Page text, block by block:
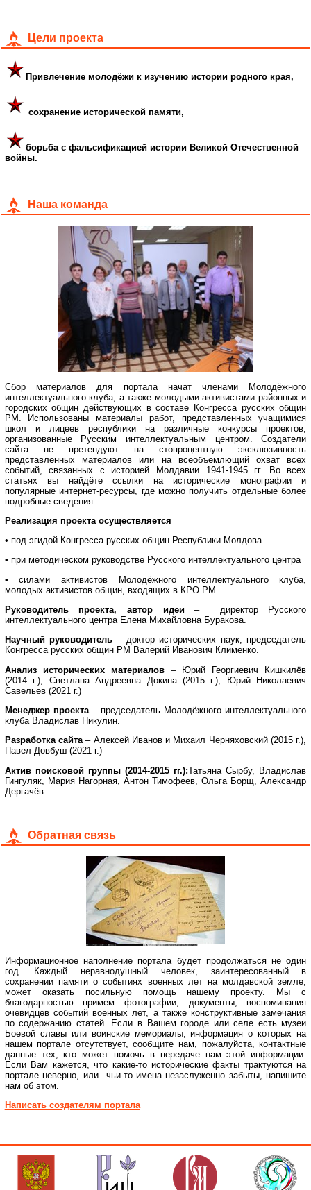
Цели проекта
Привлечение молодёжи к изучению истории родного края,
сохранение исторической памяти,
борьба с фальсификацией истории Великой Отечественной
войны.
Наша команда
Сбор материалов для портала начат членами Молодёжного
интеллектуального клуба, а также молодыми активистами районных и
городских общин действующих в составе Конгресса русских общин
РМ. Использованы материалы работ, представленных учащимися
школ и лицеев республики на различные конкурсы проектов,
организованные Русским интеллектуальным центром. Создатели
сайта не претендуют на стопроцентную эксклюзивность
представленных материалов или на всеобъемлющий охват всех
событий, связанных с историей Молдавии 1941-1945 гг. Во всех
статьях вы найдёте ссылки на исторические монографии и
популярные интернет-ресурсы, где можно получить отдельные более
подробные сведения.
Реализация проекта осуществляется
• под эгидой Конгресса русских общин Республики Молдова
• при методическом руководстве Русского интеллектуального центра
• силами активистов Молодёжного интеллектуального клуба,
молодых активистов общин, входящих в КРО РМ.
Руководитель проекта, автор идеи– директор Русского
интеллектуального центра Елена Михайловна Буракова.
Научный руководитель – доктор исторических наук, председатель
Конгресса русских общин РМ Валерий Иванович Клименко.
Анализ исторических материалов– Юрий Георгиевич Кишкилёв
(2014 г.), Светлана Андреевна Докина (2015 г.), Юрий Николаевич
Савельев (2021 г.)
Менеджер проекта– председатель Молодёжного интеллектуального
клуба Владислав Никулин.
Разработка сайта– Алексей Иванов и Михаил Черняховский (2015 г.),
Павел Довбуш (2021 г.)
Актив поисковой группы (2014-2015 гг.):Татьяна Сырбу, Владислав
Гингуляк, Мария Нагорная, Антон Тимофеев, Ольга Борщ, Александр
Дергачёв.
Обратная связь
Информационное наполнение портала будет продолжаться не один
год. Каждый неравнодушный человек, заинтересованный в
сохранении памяти о событиях военных лет на молдавской земле,
может оказать посильную помощь нашему проекту. Мы с
благодарностью примем фотографии, документы, воспоминания
очевидцев событий военных лет, а также конструктивные замечания
по содержанию статей. Если в Вашем городе или селе есть музеи
Боевой славы или воинские мемориалы, информация о которых на
нашем портале отсутствует, сообщите нам, пожалуйста, контактные
данные тех, кто может помочь в передаче нам этой информации.
Если Вам кажется, что какие-то исторические факты трактуются на
портале неверно, или чьи-то имена незаслуженно забыты, напишите
нам об этом.
Написать создателям портала